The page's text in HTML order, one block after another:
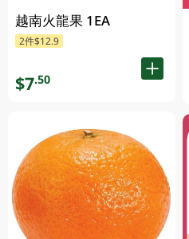
越南火龍果 1EA
2件$12.9
$7.50